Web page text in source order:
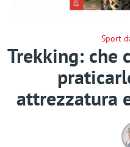
Sport
Trekking: che
attrezzatura